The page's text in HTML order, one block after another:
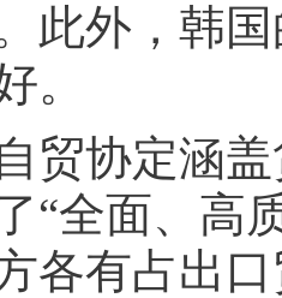
此外，韩
。
协定涵盖
“全面、高
各有占出